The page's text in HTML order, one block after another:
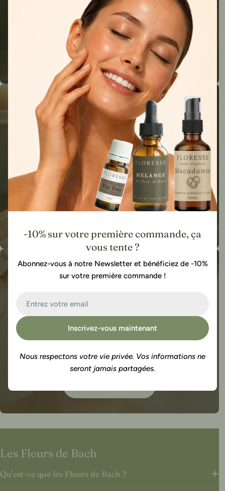
Vous ne savez pas quelles fleurs
utiliser ?
Répondez au questionnaire
Nos articles de blog
Mon flacon personnalisé
Les Fleurs de Bach
Qu’est-ce que les Fleurs de Bach ?
-10% sur votre première commande, ça
vous tente ?
Abonnez-vous à notre Newsletter et bénéficiez de -10%
sur votre première commande !
mail
Inscrivez-vous maintenant
Nous respectons votre vie privée. Vos informations ne
seront jamais partagées.